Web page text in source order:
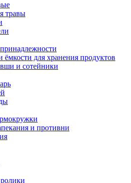
травы
ёмкости для хранения продуктов
и сотейники
и противни